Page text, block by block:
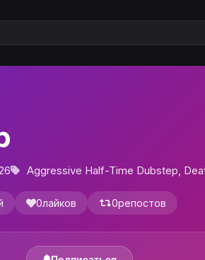
Aggressive Half-Time Dubstep,
0лайков 0репостов